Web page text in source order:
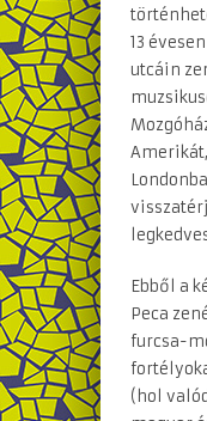
13
utcáin
Ebből a
Peca
furcsa-
(hol